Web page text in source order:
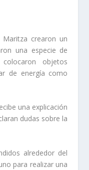
crearon un
una especie de
objetos
de energía como
una explicación
dudas sobre la
alrededor del
para realizar una